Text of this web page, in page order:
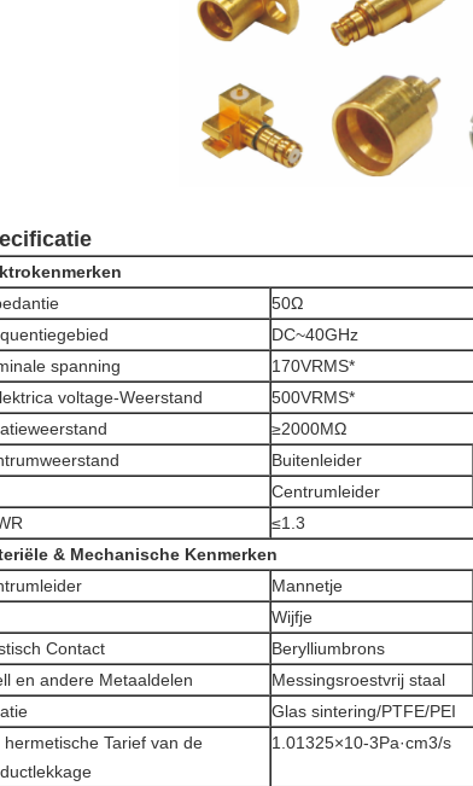
50Ω
DC~40GHz
spanning
170VRMS*
voltage-Weerstand
500VRMS*
≥2000MΩ
Buitenleider
Centrumleider
≤1.3
& Mechanische Kenmerken
Mannetje
Wijfje
Contact
Berylliumbrons
en andere Metaaldelen
Messingsroestvrij staal
Glas sintering/PTFE/PEI
hermetische Tarief van de
1.01325×10-3Pa·cm3/s